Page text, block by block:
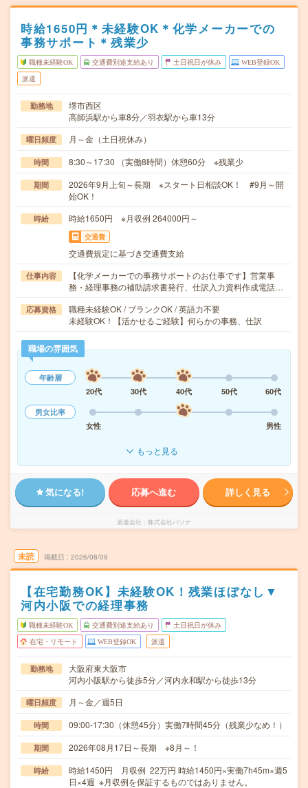
時給1650円＊未経験OK＊化学メーカーでの
事務サポート＊残業少
職種未経験OK 交通費別途支給あり 土日祝日が休み WEB登録OK
派遣
勤務地
堺市西区
高師浜駅から車8分／羽衣駅から車13分
曜日頻度 月～金（土日祝休み）
時間 8:30～17:30 （実働8時間）休憩60分 ※残業少
期間
2026年9月上旬～長期 ※スタート日相談OK！ #9月～開
始OK！
時給 時給1650円 ※月収例 264000円～
交通費
交通費規定に基づき交通費支給
仕事内容
【化学メーカーでの事務サポートのお仕事です】営業事
務・経理事務の補助請求書発行、仕訳入力資料作成電話…
応募資格
職種未経験OK / ブランクOK / 英語力不要
未経験OK！【活かせるご経験】何らかの事務、仕訳
職場の雰囲気
年齢層
20代
30代 40代 50代
60代
男女比率
女性
男性
もっと見る
気になる! 応募へ進む 詳しく見る
派遣会社 株式会社パソナ
未読 掲載日 2026/08/09
【在宅勤務OK】未経験OK！残業ほぼなし▼
河内小阪での経理事務
職種未経験OK 交通費別途支給あり 土日祝日が休み
在宅・リモート WEB登録OK 派遣
勤務地
大阪府東大阪市
河内小阪駅から徒歩5分／河内永和駅から徒歩13分
曜日頻度 月～金／週5日
時間 09:00-17:30（休憩45分）実働7時間45分（残業少なめ！）
期間 2026年08月17日～長期 ※8月～！
時給
時給1450円 月収例 22万円 時給1450円×実働7h45m×週5
日×4週 ※月収例を保証するものではありません。